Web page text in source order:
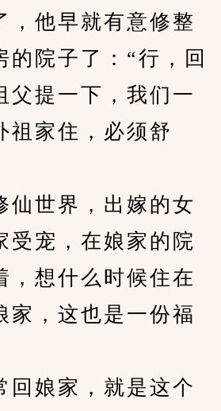
他早就有意修整
的院子了：“行，回
父提一下，我们一
祖家住，必须舒
世界，出嫁的女
受宠，在娘家的院
，想什么时候住在
家，这也是一份福
娘家，就是这个